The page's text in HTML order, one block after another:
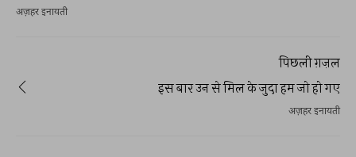
अज़हर इनायती
पिछली ग़ज़ल
इस बार उन से मिल के जुदा हम जो हो गए
अज़हर इनायती